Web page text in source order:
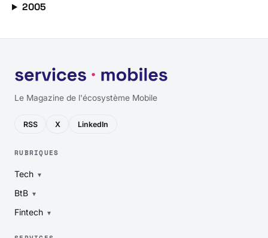
2005
Le Magazine de l'écosystème Mobile
RSS X LinkedIn
RUBRIQUES
Tech
BtB
Fintech